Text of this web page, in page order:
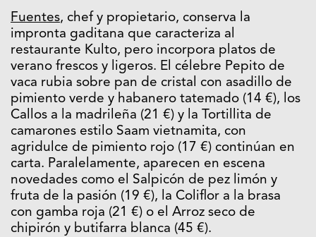
Fuentes, chef y propietario, conserva la
impronta gaditana que caracteriza al
restaurante Kulto, pero incorpora platos de
verano frescos y ligeros. El célebre Pepito de
vaca rubia sobre pan de cristal con asadillo de
pimiento verde y habanero tatemado (14 €), los
Callos a la madrileña (21 €) y la Tortillita de
camarones estilo Saam vietnamita, con
agridulce de pimiento rojo (17 €) continúan en
carta. Paralelamente, aparecen en escena
novedades como el Salpicón de pez limón y
fruta de la pasión (19 €), la Coliflor a la brasa
con gamba roja (21 €) o el Arroz seco de
chipirón y butifarra blanca (45 €).